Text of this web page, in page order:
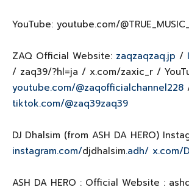
YouTube: youtube.com/
ZAQ Official Website: zaqzaqzaq.jp /
/ zaq39/?hl=ja / x.com/zaxic_r /
youtube.com/@zaqofficialchannel228
tiktok.com/@zaq39zaq39
DJ Dhalsim (from ASH DA HERO)
instagram.com/djdhalsim.adh/ x.com/
ASH DA HERO : Official Website :